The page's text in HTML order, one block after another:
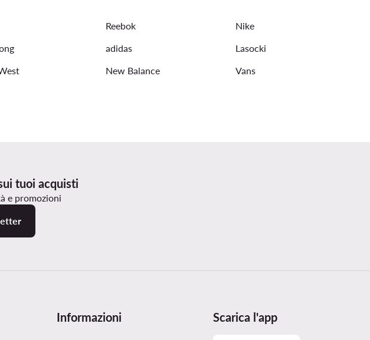
Reebok
Nike
adidas
Lasocki
New Balance
Vans
tuoi acquisti
e promozioni
Informazioni Scarica l'app